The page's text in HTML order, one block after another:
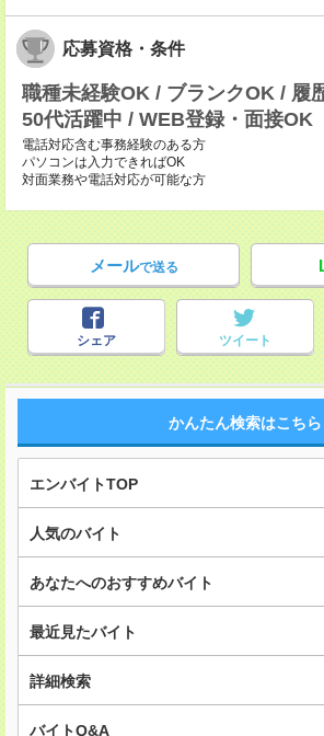
応募資格・条件
職種未経験OK / ブランクOK / 履
50代活躍中 / WEB登録・面接OK
電話対応含む事務経験のある方
パソコンは入力できればOK
対面業務や電話対応が可能な方
メールで送る
シェア ツイート
かんたん検索はこちら
エンバイトTOP
人気のバイト
あなたへのおすすめバイト
最近見たバイト
詳細検索
バイトQ&A